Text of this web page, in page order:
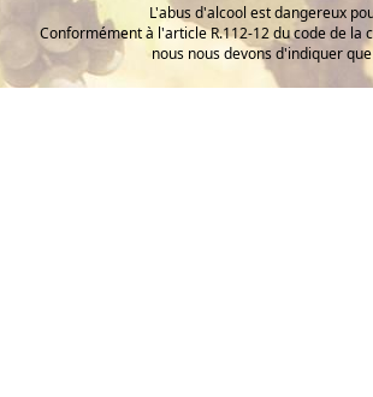
L'abus d'alcool est dangereux
Conformément à l'article R.112-12 du code de la
nous nous devons d'indiquer